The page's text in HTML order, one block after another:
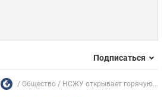
Подписаться
Общество НСЖУ открывает горячую...